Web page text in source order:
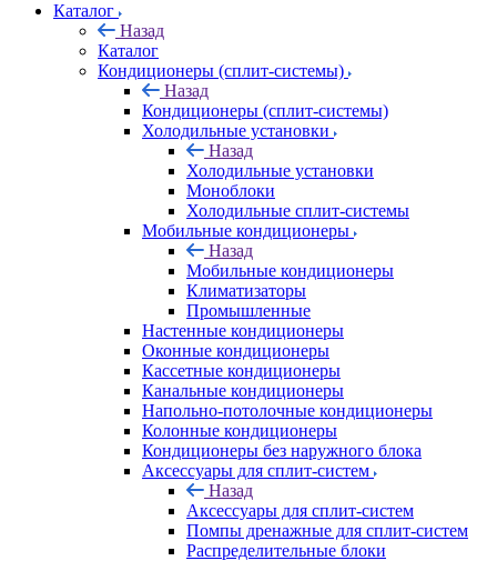
Каталог
Назад
Каталог
Кондиционеры (сплит-системы)
Назад
Кондиционеры (сплит-системы)
Холодильные установки
Назад
Холодильные установки
Моноблоки
Холодильные сплит-системы
Мобильные кондиционеры
Назад
Мобильные кондиционеры
Климатизаторы
Промышленные
Настенные кондиционеры
Оконные кондиционеры
Кассетные кондиционеры
Канальные кондиционеры
Напольно-потолочные кондиционеры
Колонные кондиционеры
Кондиционеры без наружного блока
Аксессуары для сплит-систем
Назад
Аксессуары для сплит-систем
Помпы дренажные для сплит-систем
Распределительные блоки